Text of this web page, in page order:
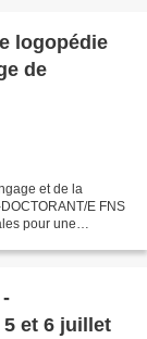
logopédie
de
et de la
E FNS
pour une
et 6 juillet